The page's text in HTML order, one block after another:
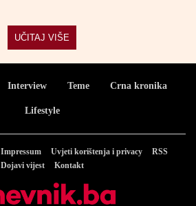
UČITAJ VIŠE
Interview Teme Crna kronika
Lifestyle
Impressum Uvjeti korištenja i privacy
RSS
Dojavi vijest
Kontakt